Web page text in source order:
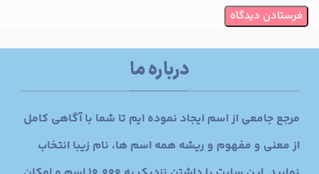
درباره ما
مرجع جامعی از اسم ایجاد نموده ایم تا شما با آگاهی کامل
از معنی و مفهوم و ریشه همه اسم ها، نام زیبا انتخاب